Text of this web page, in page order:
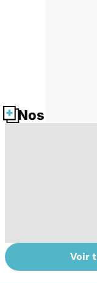
Nos fiches
Tout savoir
les infections
Voir